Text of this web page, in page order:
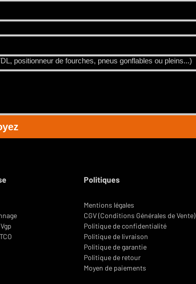
– Avant :
– Stabilité
positionneur de fourches, pneus gonflables ou pleins...)
Politiques
Mentions légales
CGV (Conditions Générales de Vente)
Politique de confidentialité
Politique de livraison
Politique de garantie
Politique de retour
Moyen de paiements